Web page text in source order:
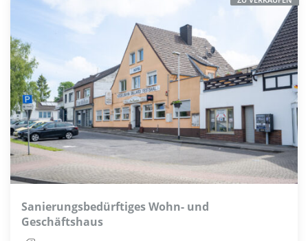
Sanierungsbedürftiges Wohn- und
Geschäftshaus